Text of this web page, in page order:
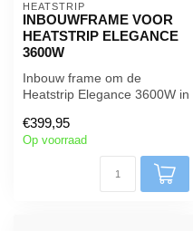
HEATSTRIP
INBOUWFRAME VOOR
HEATSTRIP ELEGANCE
3600W
Inbouw frame om de
Heatstrip Elegance 3600W in
€399,95
Op voorraad